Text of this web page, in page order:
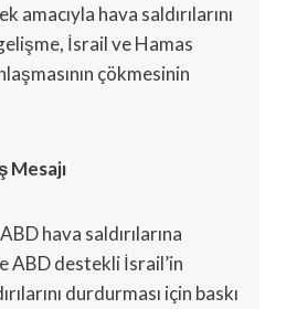
amacıyla hava saldırılarını
İsrail ve Hamas
çökmesinin
Mesajı
hava saldırılarına
ABD destekli İsrail’in
durdurması için baskı